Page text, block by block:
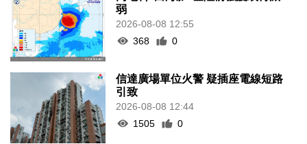
弱
2026-08-08 12:55
368
0
信達廣場單位火警 疑插座電線短路
引致
2026-08-08 12:44
1505
0